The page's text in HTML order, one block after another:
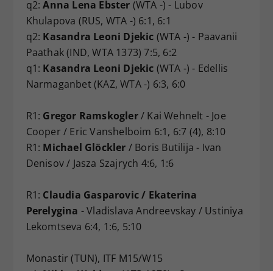
q2:Anna Lena Ebster (WTA -) - Lubov
Khulapova (RUS, WTA -) 6:1, 6:1
q2: Kasandra Leoni Djekic (WTA -) - Paavanii
Paathak (IND, WTA 1373) 7:5, 6:2
q1: Kasandra Leoni Djekic (WTA -) - Edellis
Narmaganbet (KAZ, WTA -) 6:3, 6:0
R1: Gregor Ramskogler/ Kai Wehnelt - Joe
Cooper / Eric Vanshelboim 6:1, 6:7 (4), 8:10
R1: Michael Glöckler / Boris Butilija - Ivan
Denisov / Jasza Szajrych 4:6, 1:6
R1: Claudia Gasparovic / Ekaterina
Perelygina - Vladislava Andreevskay / Ustiniya
Lekomtseva 6:4, 1:6, 5:10
Monastir (TUN), ITF M15/W15